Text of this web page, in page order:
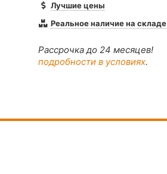
Лучшие цены
Реальное наличие на складе
Рассрочка до 24 месяцев!
подробности в условиях.